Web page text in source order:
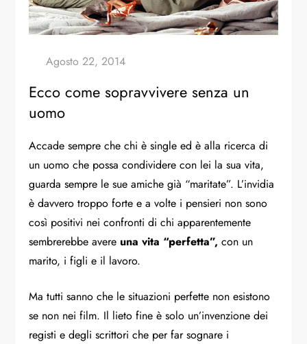
Ecco come sopravvivere senza un
uomo
Accade sempre che chi è single ed è alla ricerca di
un uomo che possa condividere con lei la sua vita,
guarda sempre le sue amiche già “maritate”. L’invidia
è davvero troppo forte e a volte i pensieri non sono
così positivi nei confronti di chi apparentemente
sembrerebbe avere una vita “perfetta”, con un
marito, i figli e il lavoro.
Ma tutti sanno che le situazioni perfette non esistono
se non nei film. Il lieto fine è solo un’invenzione dei
registi e degli scrittori che per far sognare i